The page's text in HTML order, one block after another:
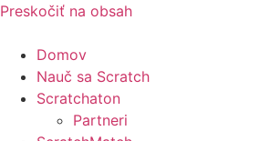
Preskočiť na obsah
Domov
Nauč sa Scratch
Scratchaton
Partneri